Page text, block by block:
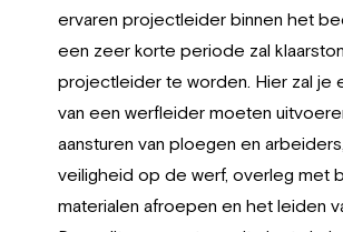
ervaren projectleider binnen het
een zeer korte periode zal
projectleider te worden. Hier zal je
van een werfleider moeten
aansturen van ploegen en
veiligheid op de werf, overleg met
materialen afroepen en het leiden